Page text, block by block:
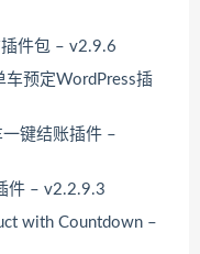
件包 – v2.9.6
车预定WordPress插
键结账插件 –
件 – v2.2.9.3
with Countdown –